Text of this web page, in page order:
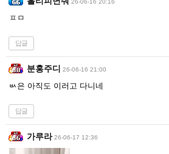
26-06-16 20:16
ㅍㅁ
답글
분홍주디 26-06-16 21:00
ㅄ은 아직도 이러고 다니네
답글
가루라 26-06-17 12:36